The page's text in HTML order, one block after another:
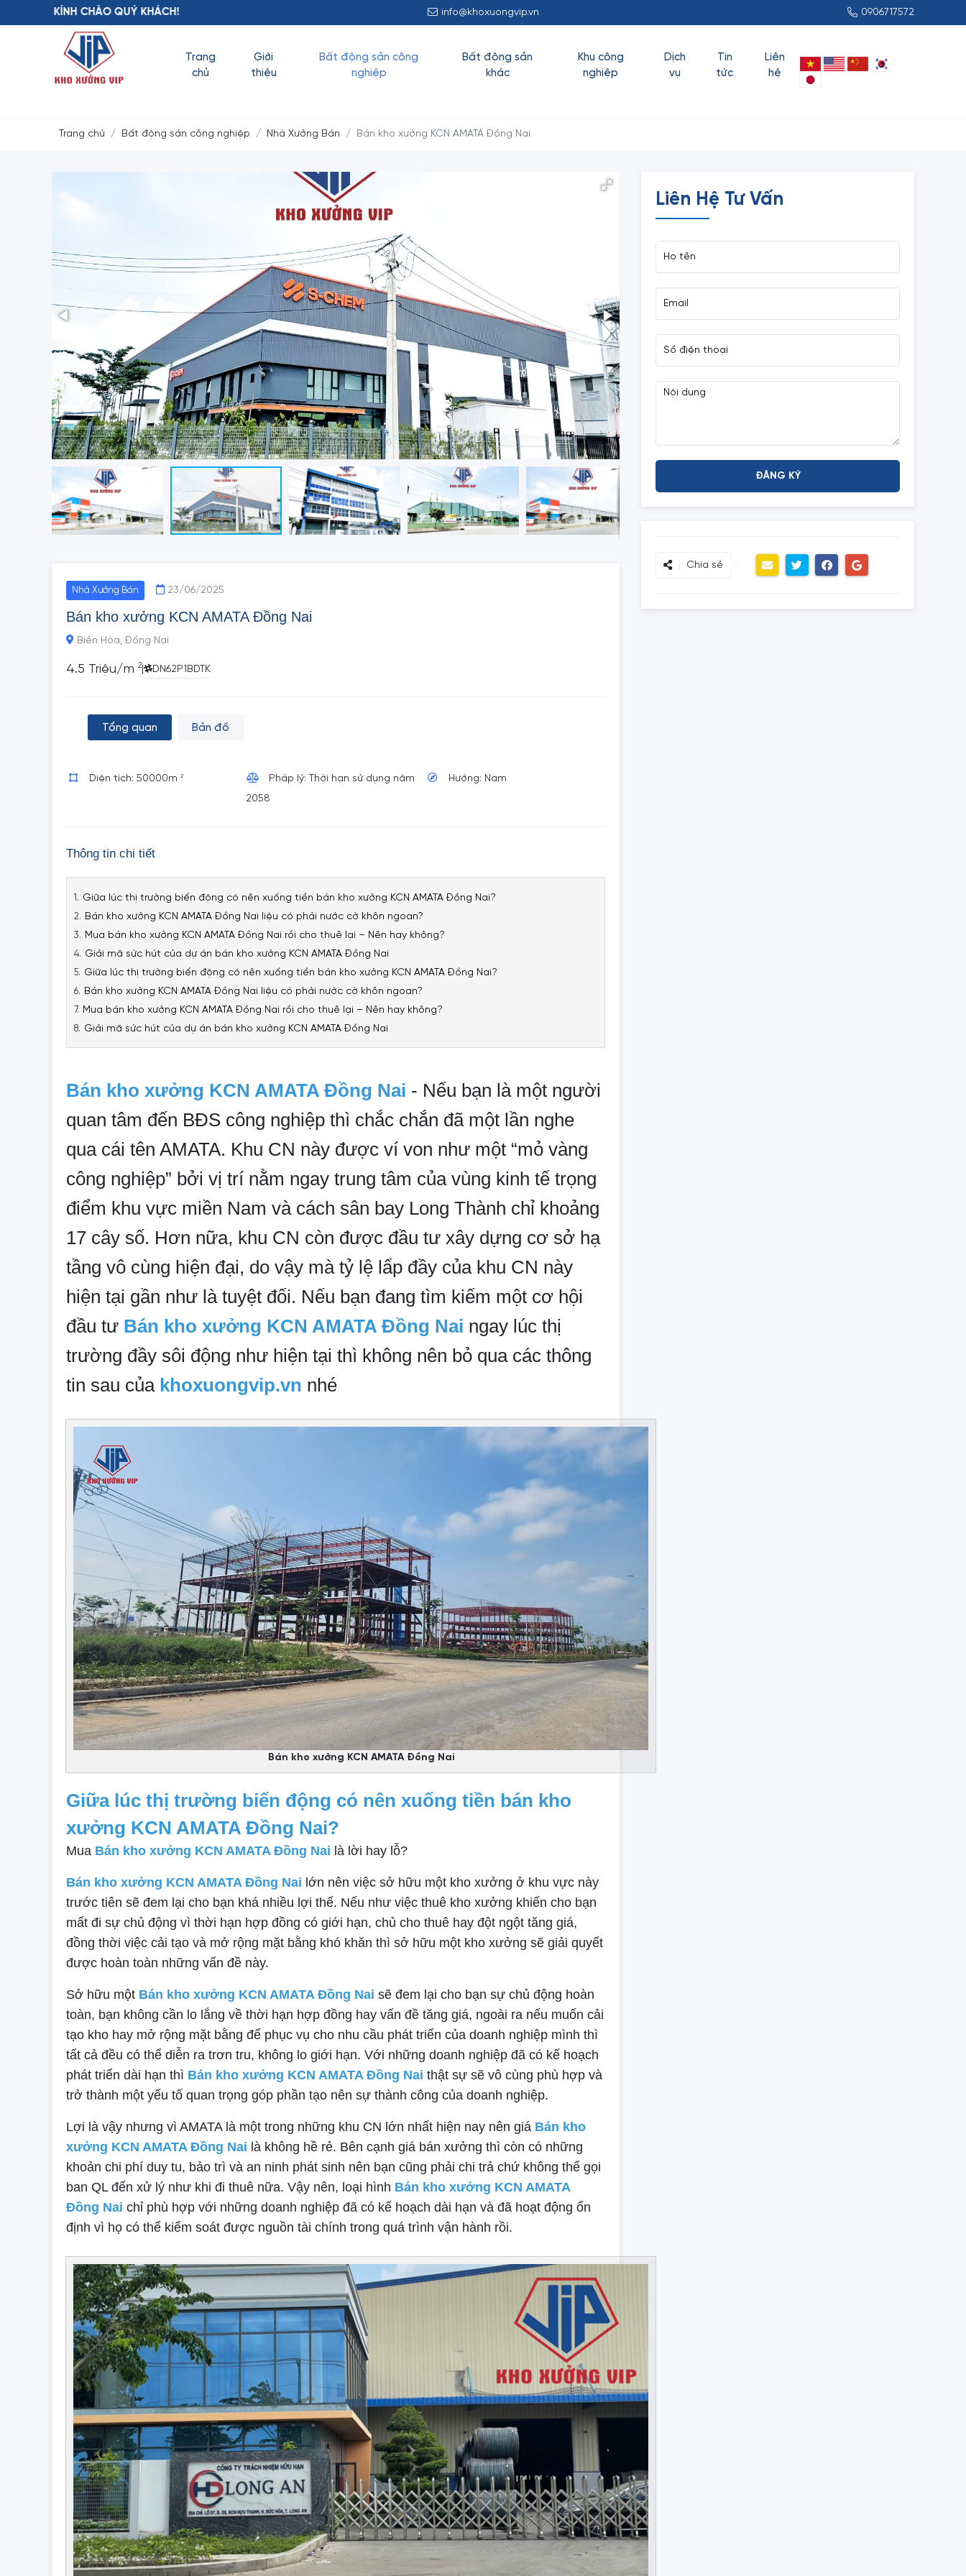
QUÝ KHÁCH! 0906717572
info@khoxuongvip.vn
Trang
chủ
Giới
thiệu
Bất động sản công
nghiệp
Bất động sản
khác
Khu công
nghiệp
Dịch
vụ
Tin
tức
Liên
hệ
Trang chủ Bất động sản công nghiệp Nhà Xưởng Bán Bán kho xưởng KCN AMATA Đồng Nai
Nhà Xưởng Bán 23/06/2025
Bán kho xưởng KCN AMATA Đồng Nai
Biên Hòa, Đồng Nai
4.5 Triệu/m 2 DN62P1BDTK
Tổng quan Bản đồ
Diện tích: 50000m 2
Pháp lý: Thời hạn sử dụng năm
2058
Hướng: Nam
Thông tin chi tiết
Giữa lúc thị trường biến động có nên xuống tiền bán kho xưởng KCN AMATA Đồng Nai?
Bán kho xưởng KCN AMATA Đồng Nai liệu có phải nước cờ khôn ngoan?
Mua bán kho xưởng KCN AMATA Đồng Nai rồi cho thuê lại – Nên hay không?
Giải mã sức hút của dự án bán kho xưởng KCN AMATA Đồng Nai
Giữa lúc thị trường biến động có nên xuống tiền bán kho xưởng KCN AMATA Đồng Nai?
Bán kho xưởng KCN AMATA Đồng Nai liệu có phải nước cờ khôn ngoan?
Mua bán kho xưởng KCN AMATA Đồng Nai rồi cho thuê lại – Nên hay không?
Giải mã sức hút của dự án bán kho xưởng KCN AMATA Đồng Nai
Bán kho xưởng KCN AMATA Đồng Nai - Nếu bạn là một người
quan tâm đến BĐS công nghiệp thì chắc chắn đã một lần nghe
qua cái tên AMATA. Khu CN này được ví von như một “mỏ vàng
công nghiệp” bởi vị trí nằm ngay trung tâm của vùng kinh tế trọng
điểm khu vực miền Nam và cách sân bay Long Thành chỉ khoảng
17 cây số. Hơn nữa, khu CN còn được đầu tư xây dựng cơ sở hạ
tầng vô cùng hiện đại, do vậy mà tỷ lệ lấp đầy của khu CN này
hiện tại gần như là tuyệt đối. Nếu bạn đang tìm kiếm một cơ hội
đầu tư Bán kho xưởng KCN AMATA Đồng Nai ngay lúc thị
trường đầy sôi động như hiện tại thì không nên bỏ qua các thông
tin sau của khoxuongvip.vn nhé
Bán kho xưởng KCN AMATA Đồng Nai
Giữa lúc thị trường biến động có nên xuống tiền bán kho
xưởng KCN AMATA Đồng Nai?
Mua Bán kho xưởng KCN AMATA Đồng Nai là lời hay lỗ?
Bán kho xưởng KCN AMATA Đồng Nai lớn nên việc sở hữu một kho xưởng ở khu vực này
trước tiên sẽ đem lại cho bạn khá nhiều lợi thế. Nếu như việc thuê kho xưởng khiến cho bạn
mất đi sự chủ động vì thời hạn hợp đồng có giới hạn, chủ cho thuê hay đột ngột tăng giá,
đồng thời việc cải tạo và mở rộng mặt bằng khó khăn thì sở hữu một kho xưởng sẽ giải quyết
được hoàn toàn những vấn đề này.
Sở hữu một Bán kho xưởng KCN AMATA Đồng Nai sẽ đem lại cho bạn sự chủ động hoàn
toàn, bạn không cần lo lắng về thời hạn hợp đồng hay vấn đề tăng giá, ngoài ra nếu muốn cải
tạo kho hay mở rộng mặt bằng để phục vụ cho nhu cầu phát triển của doanh nghiệp mình thì
tất cả đều có thể diễn ra trơn tru, không lo giới hạn. Với những doanh nghiệp đã có kế hoạch
phát triển dài hạn thì Bán kho xưởng KCN AMATA Đồng Nai thật sự sẽ vô cùng phù hợp và
trở thành một yếu tố quan trọng góp phần tạo nên sự thành công của doanh nghiệp.
Lợi là vậy nhưng vì AMATA là một trong những khu CN lớn nhất hiện nay nên giá Bán kho
xưởng KCN AMATA Đồng Nai là không hề rẻ. Bên cạnh giá bán xưởng thì còn có những
khoản chi phí duy tu, bảo trì và an ninh phát sinh nên bạn cũng phải chi trả chứ không thể gọi
ban QL đến xử lý như khi đi thuê nữa. Vậy nên, loại hình Bán kho xưởng KCN AMATA
Đồng Nai chỉ phù hợp với những doanh nghiệp đã có kế hoạch dài hạn và đã hoạt động ổn
định vì họ có thể kiểm soát được nguồn tài chính trong quá trình vận hành rồi.
Liên Hệ Tư Vấn
Chia sẻ